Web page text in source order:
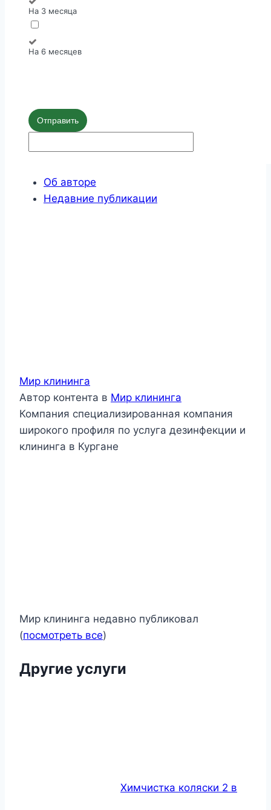
На 3 месяца
На 6 месяцев
Отправить
Об авторе
Недавние публикации
Мир клининга
Автор контента в Мир клининга
Компания специализированная компания
широкого профиля по услуга дезинфекции и
клининга в Кургане
Мир клининга недавно публиковал
(посмотреть все)
Другие услуги
Химчистка коляски 2 в